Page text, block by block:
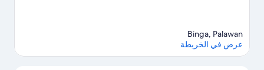
Binga, Palawan
عرض في الخريطة